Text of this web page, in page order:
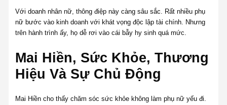
Với doanh nhân nữ, thông điệp này càng sâu sắc. Rất nhiều phụ
nữ bước vào kinh doanh với khát vọng độc lập tài chính. Nhưng
trên hành trình ấy, họ dễ rơi vào cái bẫy hy sinh quá mức.
Mai Hiền, Sức Khỏe, Thương
Hiệu Và Sự Chủ Động
Mai Hiền cho thấy chăm sóc sức khỏe không làm phụ nữ yếu đi.